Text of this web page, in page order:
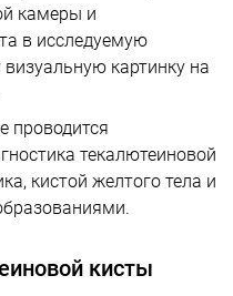
камеры и
в исследуемую
картинку на
проводится
текалютеиновой
кистой желтого тела и
кисты